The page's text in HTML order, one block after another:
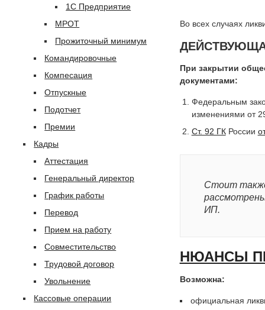
Во всех случаях
При закрытии
документами:
Федеральным
изменениями от
Ст. 92 ГКРоссии
Стоит
ИП.
НЮАНСЫ
Возможна:
официальная
1С Предприятие
МРОТ
Прожиточный минимум
Командировочные
Компесация
Отпускные
Подотчет
Премии
Кадры
Аттестация
Генеральный директор
График работы
Перевод
Прием на работу
Совместительство
Трудовой договор
Увольнение
Кассовые операции